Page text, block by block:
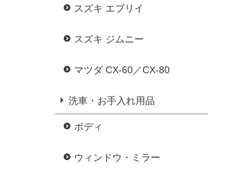
スズキ エブリイ
スズキ ジムニー
マツダ CX-60／CX-80
洗車・お手入れ用品
ボディ
ウィンドウ・ミラー